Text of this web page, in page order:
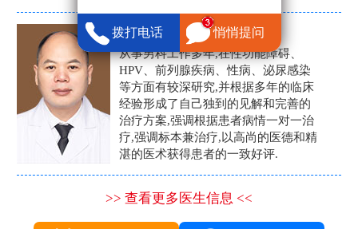
张营富
男科主任
从事男科工作多年,在性功能障碍、
HPV、前列腺疾病、性病、泌尿感染
等方面有较深研究,并根据多年的临床
经验形成了自己独到的见解和完善的
治疗方案,强调根据患者病情一对一治
疗,强调标本兼治疗,以高尚的医德和精
湛的医术获得患者的一致好评.
>> 查看更多医生信息 <<
拨打电话 悄悄提问